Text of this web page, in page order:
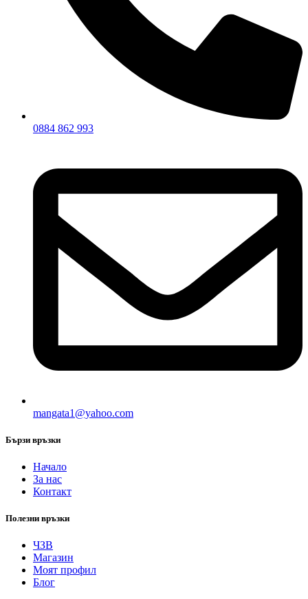
0884 862 993
mangata1@yahoo.com
Бързи връзки
Начало
За нас
Контакт
Полезни връзки
ЧЗВ
Магазин
Моят профил
Блог